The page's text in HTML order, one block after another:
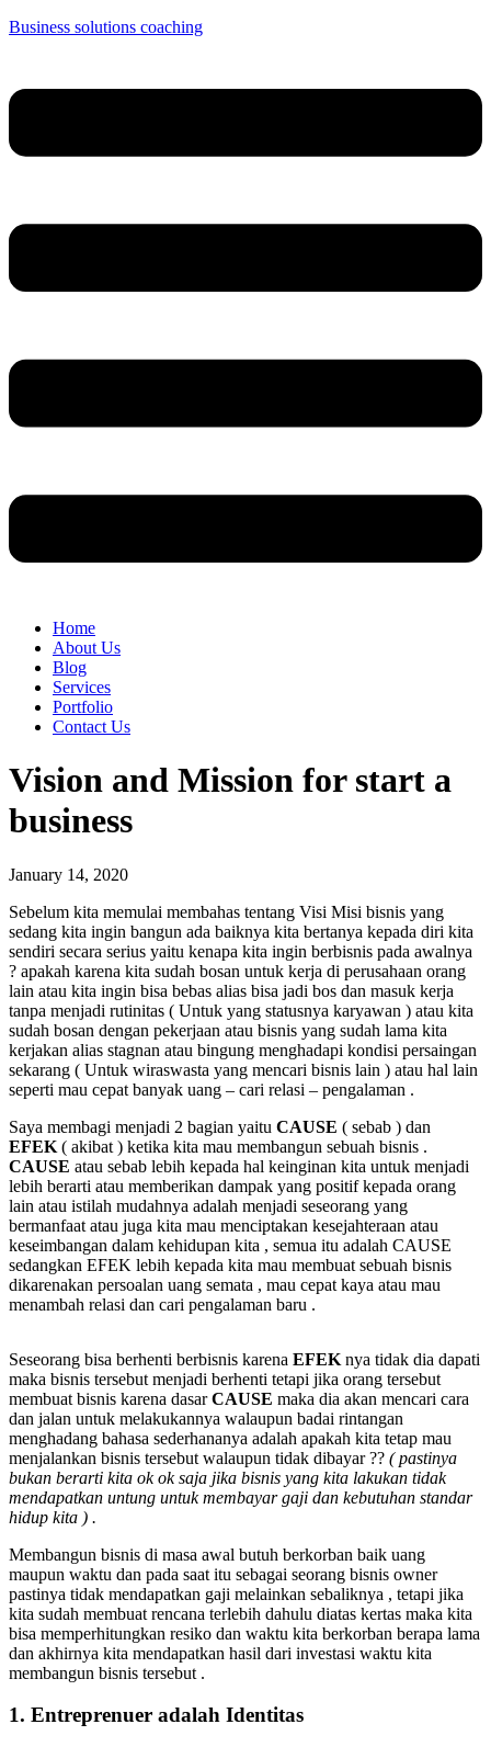
Business solutions coaching
Home
About Us
Blog
Services
Portfolio
Contact Us
Vision and Mission for start a
business
January 14, 2020
Sebelum kita memulai membahas tentang Visi Misi bisnis yang
sedang kita ingin bangun ada baiknya kita bertanya kepada diri kita
sendiri secara serius yaitu kenapa kita ingin berbisnis pada awalnya
? apakah karena kita sudah bosan untuk kerja di perusahaan orang
lain atau kita ingin bisa bebas alias bisa jadi bos dan masuk kerja
tanpa menjadi rutinitas ( Untuk yang statusnya karyawan ) atau kita
sudah bosan dengan pekerjaan atau bisnis yang sudah lama kita
kerjakan alias stagnan atau bingung menghadapi kondisi persaingan
sekarang ( Untuk wiraswasta yang mencari bisnis lain ) atau hal lain
seperti mau cepat banyak uang – cari relasi – pengalaman .
Saya membagi menjadi 2 bagian yaitu CAUSE ( sebab ) dan
EFEK ( akibat ) ketika kita mau membangun sebuah bisnis .
CAUSE atau sebab lebih kepada hal keinginan kita untuk menjadi
lebih berarti atau memberikan dampak yang positif kepada orang
lain atau istilah mudahnya adalah menjadi seseorang yang
bermanfaat atau juga kita mau menciptakan kesejahteraan atau
keseimbangan dalam kehidupan kita , semua itu adalah CAUSE
sedangkan EFEK lebih kepada kita mau membuat sebuah bisnis
dikarenakan persoalan uang semata , mau cepat kaya atau mau
menambah relasi dan cari pengalaman baru .
Seseorang bisa berhenti berbisnis karena EFEK nya tidak dia dapati
maka bisnis tersebut menjadi berhenti tetapi jika orang tersebut
membuat bisnis karena dasarCAUSE maka dia akan mencari cara
dan jalan untuk melakukannya walaupun badai rintangan
menghadang bahasa sederhananya adalah apakah kita tetap mau
menjalankan bisnis tersebut walaupun tidak dibayar ?? ( pastinya
bukan berarti kita ok ok saja jika bisnis yang kita lakukan tidak
mendapatkan untung untuk membayar gaji dan kebutuhan standar
hidup kita ) .
Membangun bisnis di masa awal butuh berkorban baik uang
maupun waktu dan pada saat itu sebagai seorang bisnis owner
pastinya tidak mendapatkan gaji melainkan sebaliknya , tetapi jika
kita sudah membuat rencana terlebih dahulu diatas kertas maka kita
bisa memperhitungkan resiko dan waktu kita berkorban berapa lama
dan akhirnya kita mendapatkan hasil dari investasi waktu kita
membangun bisnis tersebut .
1. Entreprenuer adalah Identitas